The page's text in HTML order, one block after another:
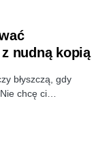
nudną kopią
błyszczą, gdy
chcę ci…